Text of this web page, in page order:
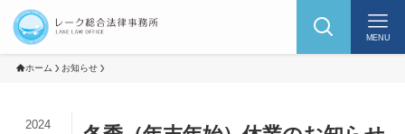
MENU
ホーム お知らせ
2024